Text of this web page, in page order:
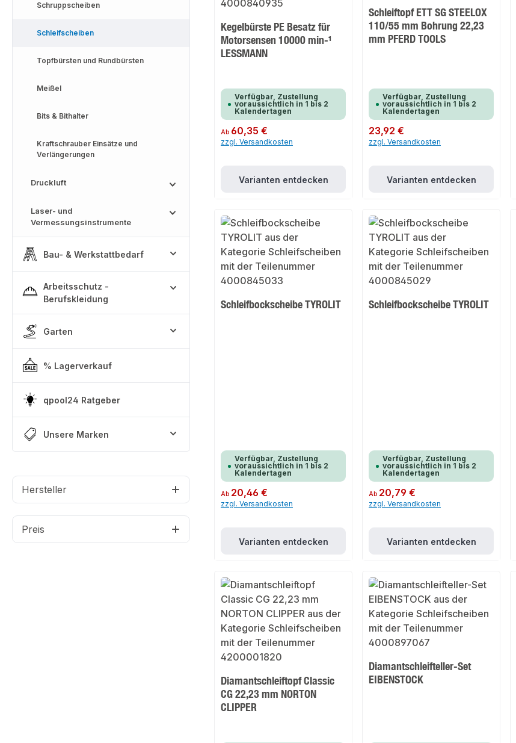
Schruppscheiben
Schleifscheiben
Topfbürsten und Rundbürsten
Meißel
Bits & Bithalter
Kraftschrauber Einsätze und
Verlängerungen
Druckluft
Laser- und
Vermessungsinstrumente
Bau- & Werkstattbedarf
Arbeitsschutz -
Berufskleidung
Garten
% Lagerverkauf
qpool24 Ratgeber
Unsere Marken
Hersteller
Preis
Kegelbürste PE Besatz für
Motorsensen 10000 min-¹
LESSMANN
Verfügbar, Zustellung
voraussichtlich in 1 bis 2
Kalendertagen
Regulärer Preis:
Ab 60,35 €
zzgl. Versandkosten
Varianten entdecken
Schleiftopf ETT SG STEELOX
110/55 mm Bohrung 22,23
mm PFERD TOOLS
Verfügbar, Zustellung
voraussichtlich in 1 bis 2
Kalendertagen
Regulärer Preis:
23,92 €
zzgl. Versandkosten
Varianten entdecken
Schleifbockscheibe TYROLIT
Verfügbar, Zustellung
voraussichtlich in 1 bis 2
Kalendertagen
Regulärer Preis:
Ab 20,46 €
zzgl. Versandkosten
Varianten entdecken
Schleifbockscheibe TYROLIT
Verfügbar, Zustellung
voraussichtlich in 1 bis 2
Kalendertagen
Regulärer Preis:
Ab 20,79 €
zzgl. Versandkosten
Varianten entdecken
Diamantschleiftopf Classic
CG 22,23 mm NORTON
CLIPPER
Diamantschleifteller-Set
EIBENSTOCK